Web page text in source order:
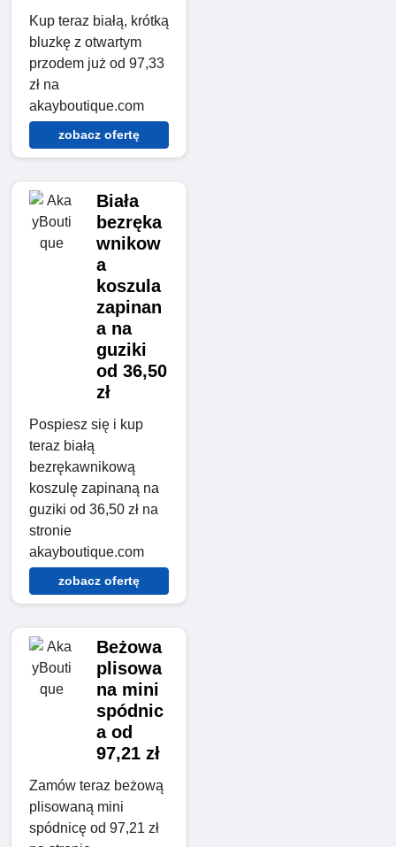
Kup teraz białą, krótką
bluzkę z otwartym
przodem już od 97,33
zł na
akayboutique.com
zobacz ofertę
Biała
bezręka
wnikow
a
koszula
zapinan
a na
guziki
od 36,50
zł
Pospiesz się i kup
teraz białą
bezrękawnikową
koszulę zapinaną na
guziki od 36,50 zł na
stronie
akayboutique.com
zobacz ofertę
Beżowa
plisowa
na mini
spódnic
a od
97,21 zł
Zamów teraz beżową
plisowaną mini
spódnicę od 97,21 zł